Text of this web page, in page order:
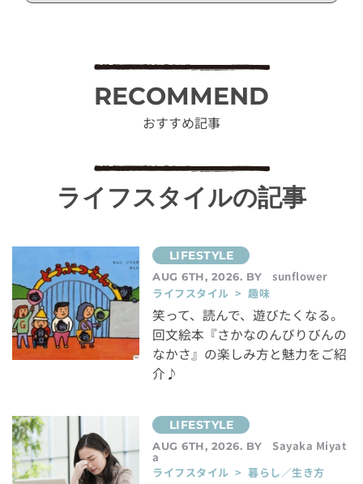
RECOMMEND
おすすめ記事
ライフスタイルの記事
AUG 6TH, 2026. BY
sunflower
ライフスタイル > 趣味
笑って、読んで、遊びたくなる。
回文絵本『さかなのんびりびんの
なかさ』の楽しみ方と魅力をご紹
介♪
AUG 6TH, 2026. BY Sayaka Miyat
a
ライフスタイル > 暮らし／生き方